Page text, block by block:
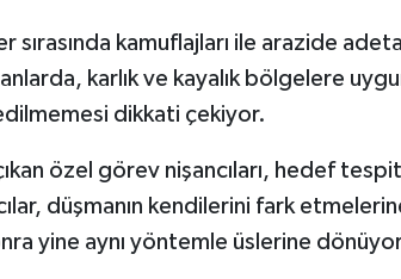
sırasında kamuflajları ile arazide
karlık ve kayalık bölgelere
dikkati çekiyor.
özel görev nişancıları, hedef
düşmanın kendilerini fark
yine aynı yöntemle üslerine